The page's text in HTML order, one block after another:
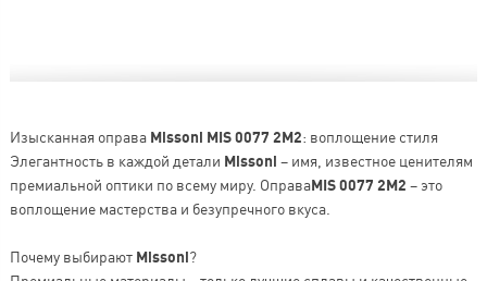
Изысканная оправа Missoni MIS 0077 2M2: воплощение стиля
Элегантность в каждой детали Missoni – имя, известное ценителям
премиальной оптики по всему миру. ОправаMIS 0077 2M2 – это
воплощение мастерства и безупречного вкуса.
Почему выбирают Missoni?